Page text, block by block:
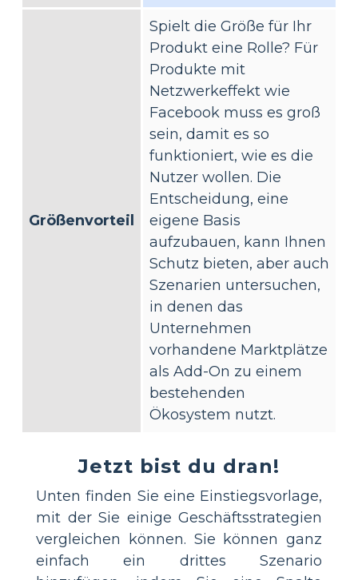
Größenvorteil
Spielt die Größe für Ihr
Produkt eine Rolle? Für
Produkte mit
Netzwerkeffekt wie
Facebook muss es groß
sein, damit es so
funktioniert, wie es die
Nutzer wollen. Die
Entscheidung, eine
eigene Basis
aufzubauen, kann Ihnen
Schutz bieten, aber auch
Szenarien untersuchen,
in denen das
Unternehmen
vorhandene Marktplätze
als Add-On zu einem
bestehenden
Ökosystem nutzt.
Jetzt bist du dran!
Unten finden Sie eine Einstiegsvorlage,
mit der Sie einige Geschäftsstrategien
vergleichen können. Sie können ganz
einfach ein drittes Szenario